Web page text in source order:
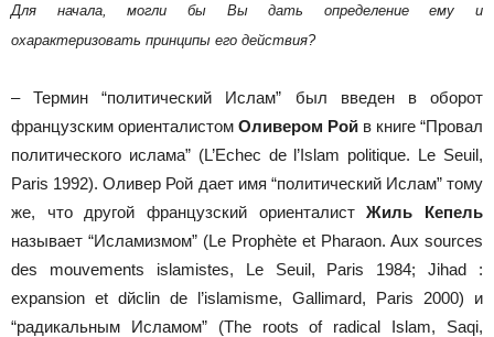
Для начала, могли бы Вы дать определение ему и
охарактеризовать принципы его действия?
– Термин “политический Ислам” был введен в оборот
французским ориенталистом Оливером Рой в книге “Провал
политического ислама” (L’Echec de l’Islam politique. Le Seuil,
Paris 1992). Оливер Рой дает имя “политический Ислам” тому
же, что другой французский ориенталистЖиль Кепель
называет “Исламизмом” (Le Prophète et Pharaon. Aux sources
des mouvements islamistes, Le Seuil, Paris 1984; Jihad :
expansion et dйclin de l’islamisme, Gallimard, Paris 2000) и
“радикальным Исламом” (The roots of radical Islam, Saqi,